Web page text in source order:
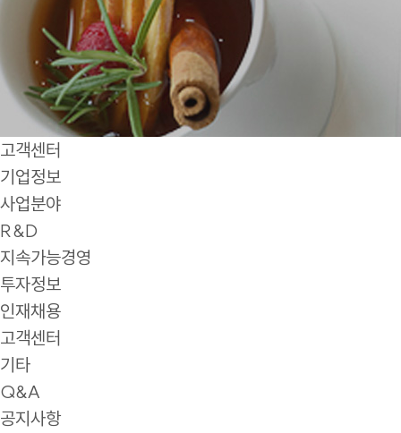
고객센터
기업정보
사업분야
R&D
지속가능경영
투자정보
인재채용
고객센터
기타
Q&A
공지사항